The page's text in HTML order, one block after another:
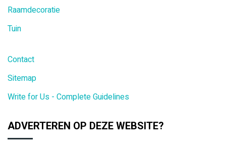
Raamdecoratie
Tuin
Contact
Sitemap
Write for Us - Complete Guidelines
ADVERTEREN OP DEZE WEBSITE?